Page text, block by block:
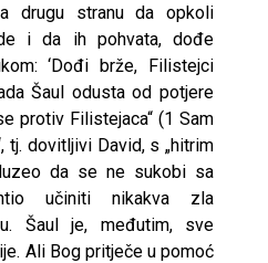
drugu stranu da opkoli
i da ih pohvata, dođe
‘Dođi brže, Filistejci
Šaul odusta od potjere
protiv Filistejaca“ (1 Sam
tj. dovitljivi David, s „hitrim
da se ne sukobi sa
učiniti nikakva zla
Šaul je, međutim, sve
Ali Bog pritječe u pomoć